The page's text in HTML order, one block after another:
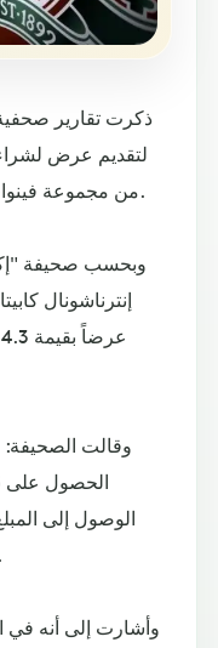
ذكرت تقارير
لتقديم عرض لشراء
من مجموعة فينواي سبورتس الأمريكية المالكة للنادي.
وبحسب صحيفة
إنترناشونال
وقالت
الوصول إلى
وأشارت إلى أنه في